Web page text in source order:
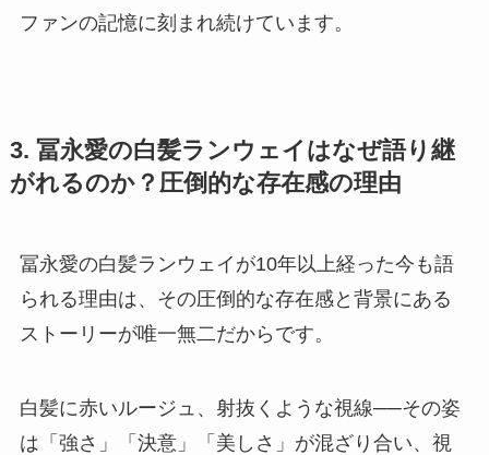
ファンの記憶に刻まれ続けています。
3. 冨永愛の白髪ランウェイはなぜ語り継
がれるのか？圧倒的な存在感の理由
冨永愛の白髪ランウェイが10年以上経った今も語
られる理由は、その圧倒的な存在感と背景にある
ストーリーが唯一無二だからです。
白髪に赤いルージュ、射抜くような視線──その姿
は「強さ」「決意」「美しさ」が混ざり合い、視